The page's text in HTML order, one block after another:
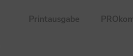
Printausgabe